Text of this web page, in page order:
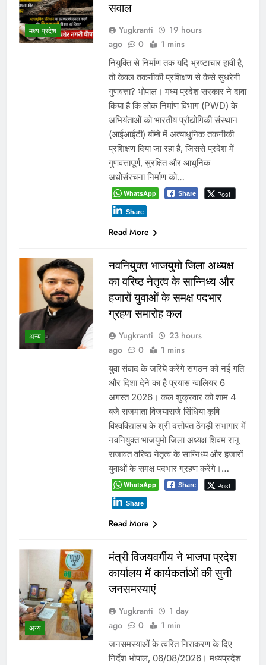
मध्य प्रदेश
सवाल
Yugkranti
19 hours
ago
0 1 mins
नियुक्ति से निर्माण तक यदि भ्रष्टाचार हावी है,
तो केवल तकनीकी प्रशिक्षण से कैसे सुधरेगी
गुणवत्ता? भोपाल। मध्य प्रदेश सरकार ने दावा
किया है कि लोक निर्माण विभाग (PWD) के
अभियंताओं को भारतीय प्रौद्योगिकी संस्थान
(आईआईटी) बॉम्बे में अत्याधुनिक तकनीकी
प्रशिक्षण दिया जा रहा है, जिससे प्रदेश में
गुणवत्तापूर्ण, सुरक्षित और आधुनिक
अधोसंरचना निर्माण को…
WhatsApp Share Post
Share
Read More
अन्य
नवनियुक्त भाजयुमो जिला अध्यक्ष
का वरिष्ठ नेतृत्व के सान्निध्य और
हजारों युवाओं के समक्ष पदभार
ग्रहण समारोह कल
Yugkranti
23 hours
ago
0 1 mins
युवा संवाद के जरिये करेंगे संगठन को नई गति
और दिशा देने का है प्रयास ग्वालियर 6
अगस्त 2026। कल शुक्रवार को शाम 4
बजे राजमाता विजयाराजे सिंधिया कृषि
विश्वविद्यालय के श्री दत्तोपंत ठेंगड़ी सभागार में
नवनियुक्त भाजयुमो जिला अध्यक्ष शिवम रानू
राजावत वरिष्ठ नेतृत्व के सान्निध्य और हजारों
युवाओं के समक्ष पदभार ग्रहण करेंगे।…
WhatsApp Share Post
Share
Read More
अन्य
मंत्री विजयवर्गीय ने भाजपा प्रदेश
कार्यालय में कार्यकर्ताओं की सुनी
जनसमस्याएं
Yugkranti
1 day
ago
0 1 min
जनसमस्याओं के त्वरित निराकरण के दिए
निर्देश भोपाल, 06/08/2026। मध्यप्रदेश